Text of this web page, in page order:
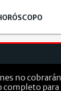
no cobrarán
completo para